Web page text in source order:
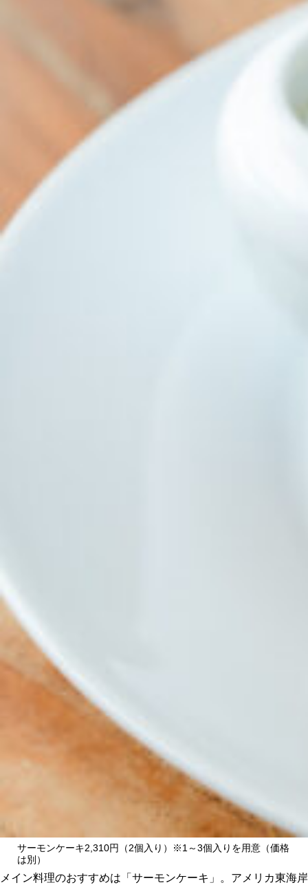
サーモンケーキ2,310円（2個入り）※1～3個入りを用意（価格
は別）
メイン料理のおすすめは「サーモンケーキ」。アメリカ東海岸